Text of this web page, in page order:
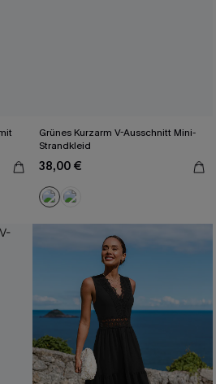
Grünes Kurzarm V-Ausschnitt Mini-
Strandkleid
38,00 €